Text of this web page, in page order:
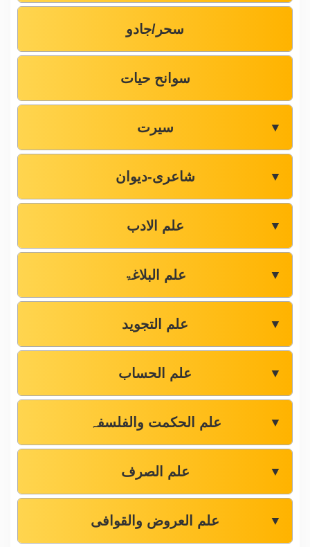
سحر/جادو
سوانح حیات
سیرت ▼
شاعری-دیوان ▼
علم الادب ▼
علم البلاغۃ ▼
علم التجوید ▼
علم الحساب ▼
علم الحکمت والفلسفہ ▼
علم الصرف ▼
علم العروض والقوافی ▼